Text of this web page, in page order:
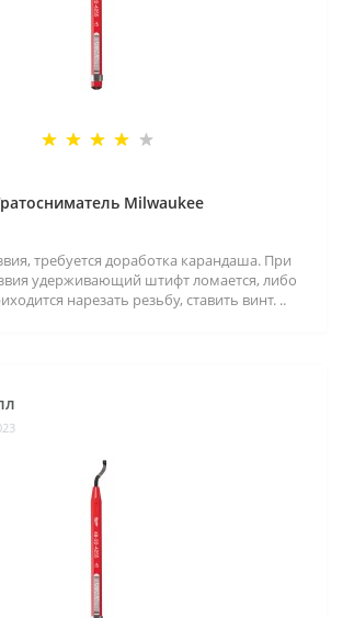
Milwaukee
требуется доработка карандаша. При
удерживающий штифт ломается, либо
нарезать резьбу, ставить винт. ..